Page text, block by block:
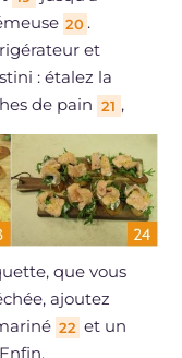
20 .
et
: étalez la
de pain 21 ,
que vous
ajoutez
22 et un